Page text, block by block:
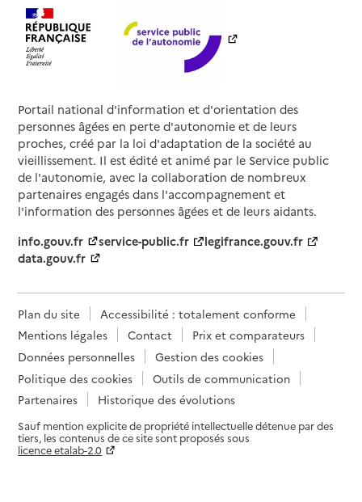
Portail national d'information et d'orientation des
personnes âgées en perte d'autonomie et de leurs
proches, créé par la loi d'adaptation de la société au
vieillissement. Il est édité et animé par le Service public
de l'autonomie, avec la collaboration de nombreux
partenaires engagés dans l'accompagnement et
l'information des personnes âgées et de leurs aidants.
info.gouv.fr
service-public.fr
legifrance.gouv.fr
data.gouv.fr
Plan du site
Accessibilité : totalement conforme
Mentions légales
Contact
Prix et comparateurs
Données personnelles
Gestion des cookies
Politique des cookies
Outils de communication
Partenaires
Historique des évolutions
Sauf mention explicite de propriété intellectuelle détenue par des
tiers, les contenus de ce site sont proposés sous
licence etalab-2.0